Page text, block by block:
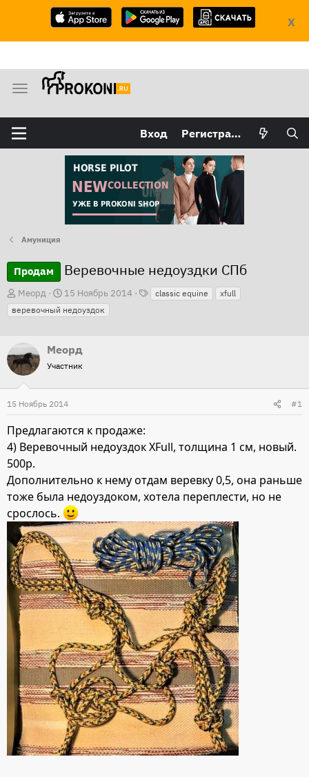
X
М
н
ю
Вход Регистрация
Амуниция
Продам Веревочные недоуздки СПб
А
в
о
р
т
е
м
Меорд
Д
а
ч
а
15 Ноябрь 2014
Т
е
classic equine
xfull
веревочный недоуздок
Меорд
Участник
15 Ноябрь 2014 #1
Предлагаются к продаже:
4) Веревочный недоуздок XFull, толщина 1 см, новый.
500р.
Дополнительно к нему отдам веревку 0,5, она раньше
тоже была недоуздоком, хотела переплести, но не
срослось.